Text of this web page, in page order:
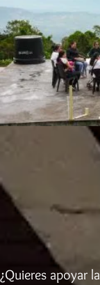
¿Quieres apoyar